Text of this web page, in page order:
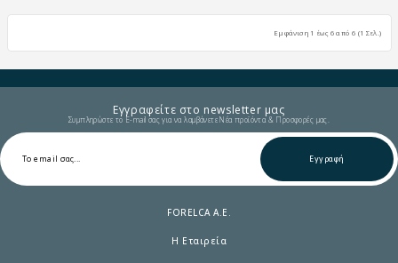
Εμφάνιση 1 έως 6 από 6 (1 Σελ.)
Εγγραφείτε στο newsletter μας
Συμπληρώστε το E-mail σας για να λαμβάνετε Νέα προϊόντα & Προσφορές μας.
Εγγραφή
FORELCA A.E.
Η Εταιρεία